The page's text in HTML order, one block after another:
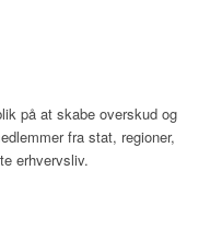
på at skabe overskud og
fra stat, regioner,
erhvervsliv.